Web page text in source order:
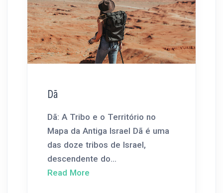
Dã
Dã: A Tribo e o Território no
Mapa da Antiga Israel Dã é uma
das doze tribos de Israel,
descendente do...
Read More